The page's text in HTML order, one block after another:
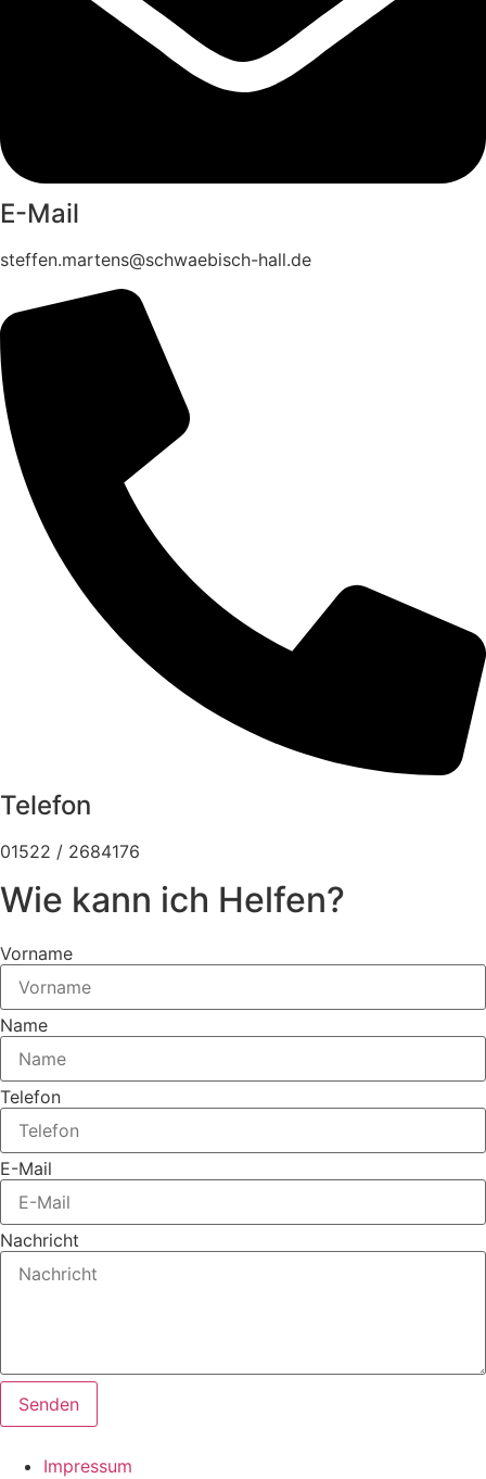
E-Mail
steffen.martens@schwaebisch-hall.de
Telefon
01522 / 2684176
Wie kann ich Helfen?
Vorname
Name
Telefon
E-Mail
Nachricht
Senden
Impressum